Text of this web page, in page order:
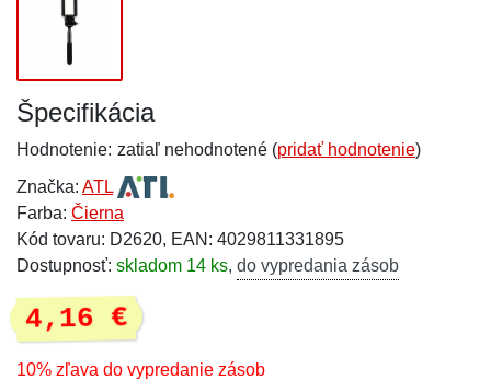
Špecifikácia
Hodnotenie: zatiaľ nehodnotené (pridať hodnotenie)
Značka: ATL
Farba: Čierna
Kód tovaru: D2620, EAN: 4029811331895
Dostupnosť: skladom 14 ks, do vypredania zásob
4,16 €
10% zľava do vypredanie zásob